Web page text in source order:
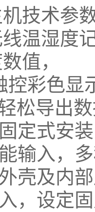
技术参
温湿度
值，
控彩色显
松导出
定式安装
输入，
壳及内
，设定